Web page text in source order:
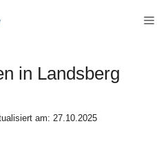
in Landsberg
am: 27.10.2025